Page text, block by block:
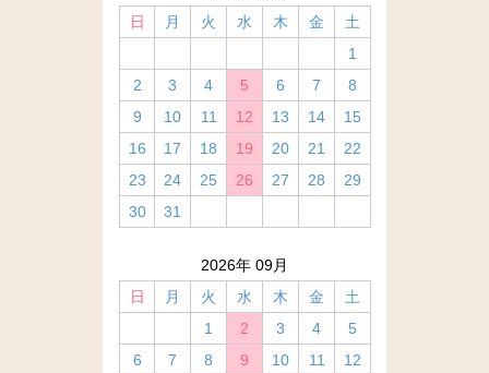
日
月 火 水 木 金
土
1
2
3 4 5 6 7
8
9
10 11 12 13 14
15
16
17 18 19 20 21
22
23
24 25 26 27 28
29
30
31
2026年 09月
日
月 火 水 木 金
土
1
2 3 4
5
6
7 8 9 10 11
12